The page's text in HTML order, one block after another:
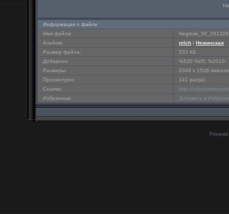
Информация о файле
Имя файла:
Альбом:
mlch / Нежинская
Размер файла:
533 КБ
Добавлен:
%530 %05, %2010
Размеры:
2048 x 1536
Просмотрен:
141 раз(а)
Ссылка:
http://
Избранные:
Добавить в